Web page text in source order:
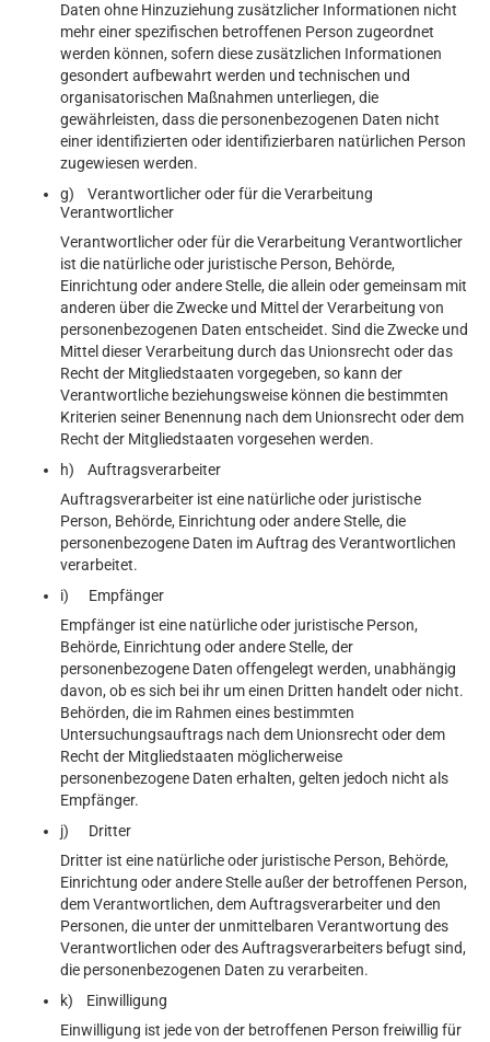
Daten ohne Hinzuziehung zusätzlicher Informationen nicht
mehr einer spezifischen betroffenen Person zugeordnet
werden können, sofern diese zusätzlichen Informationen
gesondert aufbewahrt werden und technischen und
organisatorischen Maßnahmen unterliegen, die
gewährleisten, dass die personenbezogenen Daten nicht
einer identifizierten oder identifizierbaren natürlichen Person
zugewiesen werden.
g) Verantwortlicher oder für die Verarbeitung
Verantwortlicher
Verantwortlicher oder für die Verarbeitung Verantwortlicher
ist die natürliche oder juristische Person, Behörde,
Einrichtung oder andere Stelle, die allein oder gemeinsam mit
anderen über die Zwecke und Mittel der Verarbeitung von
personenbezogenen Daten entscheidet. Sind die Zwecke und
Mittel dieser Verarbeitung durch das Unionsrecht oder das
Recht der Mitgliedstaaten vorgegeben, so kann der
Verantwortliche beziehungsweise können die bestimmten
Kriterien seiner Benennung nach dem Unionsrecht oder dem
Recht der Mitgliedstaaten vorgesehen werden.
h) Auftragsverarbeiter
Auftragsverarbeiter ist eine natürliche oder juristische
Person, Behörde, Einrichtung oder andere Stelle, die
personenbezogene Daten im Auftrag des Verantwortlichen
verarbeitet.
i) Empfänger
Empfänger ist eine natürliche oder juristische Person,
Behörde, Einrichtung oder andere Stelle, der
personenbezogene Daten offengelegt werden, unabhängig
davon, ob es sich bei ihr um einen Dritten handelt oder nicht.
Behörden, die im Rahmen eines bestimmten
Untersuchungsauftrags nach dem Unionsrecht oder dem
Recht der Mitgliedstaaten möglicherweise
personenbezogene Daten erhalten, gelten jedoch nicht als
Empfänger.
j) Dritter
Dritter ist eine natürliche oder juristische Person, Behörde,
Einrichtung oder andere Stelle außer der betroffenen Person,
dem Verantwortlichen, dem Auftragsverarbeiter und den
Personen, die unter der unmittelbaren Verantwortung des
Verantwortlichen oder des Auftragsverarbeiters befugt sind,
die personenbezogenen Daten zu verarbeiten.
k) Einwilligung
Einwilligung ist jede von der betroffenen Person freiwillig für